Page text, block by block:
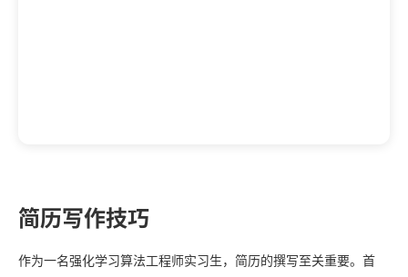
简历写作技巧
作为一名强化学习算法工程师实习生，简历的撰写至关重要。首